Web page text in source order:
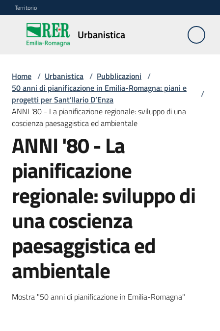
Vai al contenuto
Vai alla navigazione
Vai al footer
Territorio
Urbanistica
Urbanistica
Monitoraggio
LR
24/2017
Modello
Deposito
e
Burert
Norme
atti
Home / Urbanistica / Pubblicazioni /
50 anni di pianificazione in Emilia-Romagna: piani e
progetti per Sant’Ilario D’Enza
/
ANNI '80 - La pianificazione regionale: sviluppo di una
coscienza paesaggistica ed ambientale
ANNI '80 - La
pianificazione
regionale: sviluppo di
una coscienza
paesaggistica ed
ambientale
Mostra "50 anni di pianificazione in Emilia-Romagna"